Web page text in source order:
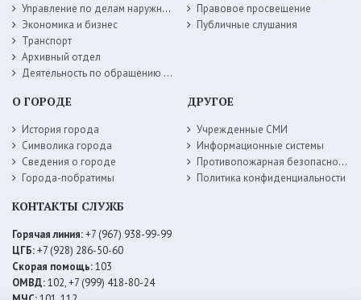
Управление по делам наружной рекламы
Экономика и бизнес
Транспорт
Архивный отдел
Деятельность по обращению с животными без владельцев
Правовое просвещение
Публичные слушания
О ГОРОДЕ
История города
Символика города
Сведения о городе
Города-побратимы
ДРУГОЕ
Учрежденные СМИ
Информационные системы
Противопожарная безопасность
Политика конфиденциальности
КОНТАКТЫ СЛУЖБ
Горячая линия:+7 (967) 938-99-99
ЦГБ:+7 (928) 286-50-60
Скорая помощь:103
ОМВД:102, +7 (999) 418-80-24